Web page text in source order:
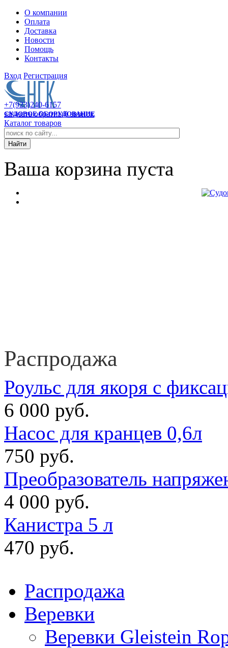
О компании
Оплата
Доставка
Новости
Помощь
Контакты
Вход Регистрация
СУДОВОЕ ОБОРУДОВАНИЕ
+7(923)240-6157
заказать обратный звонок
Каталог товаров
Ваша корзина пуста
Распродажа
Роульс для якоря с
6 000 руб.
Насос для кранцев 0,6л
750 руб.
Преобразователь
4 000 руб.
Канистра 5 л
470 руб.
Распродажа
Веревки
Веревки Gleistein